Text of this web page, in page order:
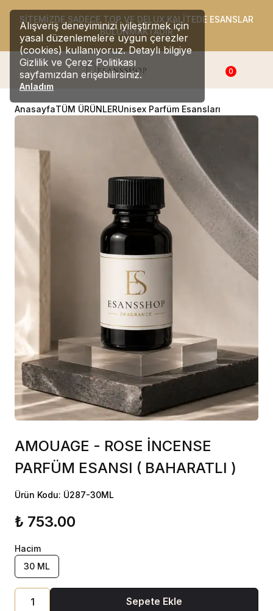
Alışveriş deneyiminizi iyileştirmek için
yasal düzenlemelere uygun çerezler
(cookies) kullanıyoruz. Detaylı bilgiye
Gizlilik ve Çerez Politikası
sayfamızdan erişebilirsiniz.
Anladım
SİTEMİZDE SADECE TOP VE DELUX KALİTEDE ESANSLAR
BULUNMAKTADIR
0
AnasayfaTÜM ÜRÜNLERUnisex Parfüm Esansları
AMOUAGE - ROSE İNCENSE
PARFÜM ESANSI ( BAHARATLI )
Ürün Kodu: Ü287-30ML
₺ 753.00
Hacim
30 ML
Sepete Ekle